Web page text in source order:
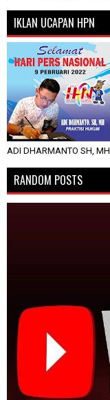
IKLAN UCAPAN HPN
ADI DHARMANTO SH, MH
RANDOM POSTS